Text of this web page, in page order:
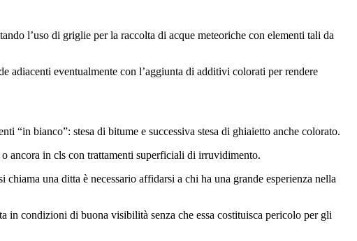
l’uso di griglie per la raccolta di acque meteoriche con elementi tali da
adiacenti eventualmente con l’aggiunta di additivi colorati per rendere
“in bianco”: stesa di bitume e successiva stesa di ghiaietto anche colorato.
ancora in cls con trattamenti superficiali di irruvidimento.
una ditta è necessario affidarsi a chi ha una grande esperienza nella
in condizioni di buona visibilità senza che essa costituisca pericolo per gli